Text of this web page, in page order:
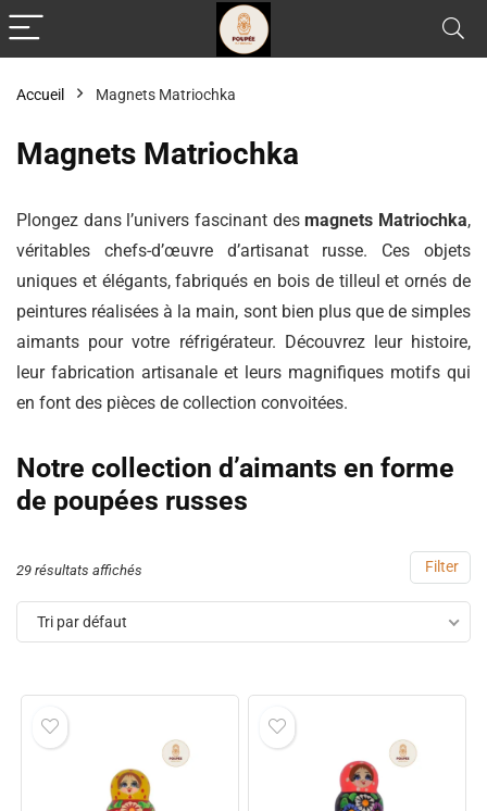
Accueil Magnets Matriochka
Magnets Matriochka
Plongez dans l’univers fascinant desmagnets Matriochka,
véritables chefs-d’œuvre d’artisanat russe. Ces objets
uniques et élégants, fabriqués en bois de tilleul et ornés de
peintures réalisées à la main, sont bien plus que de simples
aimants pour votre réfrigérateur. Découvrez leur histoire,
leur fabrication artisanale et leurs magnifiques motifs qui
en font des pièces de collection convoitées.
Notre collection d’aimants en forme
de poupées russes
Filter
29 résultats affichés
Tri par défaut